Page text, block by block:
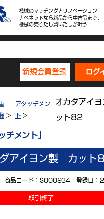
機械のマッチングとリノベーション
ナベネットなら新品から中古品まで、
機械の売りたし買いたしが叶う
新規会員登録 ログ
>
アタッチメン
ト >
オカダアイ
ット82
チメント」
アイヨン製 カット
商品コード：S000934 登録日
取引終了